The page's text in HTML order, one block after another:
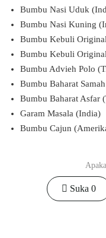
Bumbu Nasi Uduk
Bumbu Nasi Kuning
Bumbu Kebuli
Bumbu Kebuli
Bumbu Advieh Polo
Bumbu Baharat
Bumbu Baharat Asfar
Garam Masala (India)
Bumbu Cajun
Suka0